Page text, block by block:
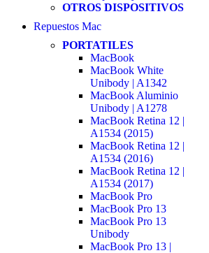
OTROS DISPOSITIVOS
Repuestos Mac
PORTATILES
MacBook
MacBook White
Unibody | A1342
MacBook Aluminio
Unibody | A1278
MacBook Retina 12 |
A1534 (2015)
MacBook Retina 12 |
A1534 (2016)
MacBook Retina 12 |
A1534 (2017)
MacBook Pro
MacBook Pro 13
MacBook Pro 13
Unibody
MacBook Pro 13 |